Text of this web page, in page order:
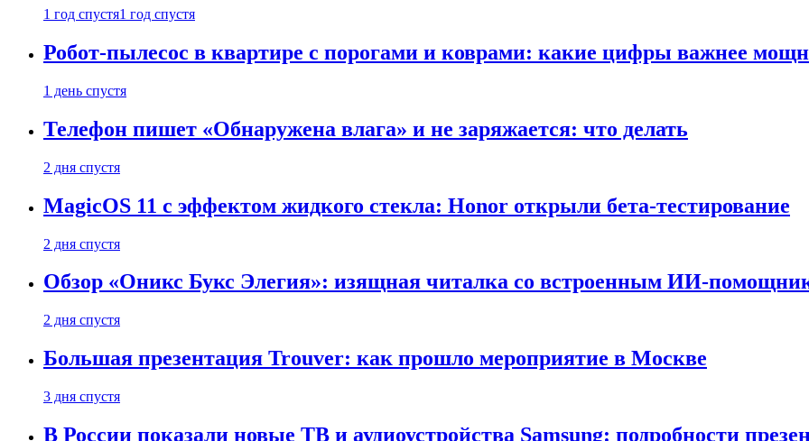
1 год спустя1 год спустя
Робот-пылесос в квартире с порогами и коврами: какие цифры важнее
1 день спустя
Телефон пишет «Обнаружена влага» и не заряжается: что делать
2 дня спустя
MagicOS 11 с эффектом жидкого стекла: Honor открыли бета-тестирование
2 дня спустя
Обзор «Оникс Букс Элегия»: изящная читалка со встроенным ИИ-
2 дня спустя
Большая презентация Trouver: как прошло мероприятие в Москве
3 дня спустя
В России показали новые ТВ и аудиоустройства Samsung: подробности